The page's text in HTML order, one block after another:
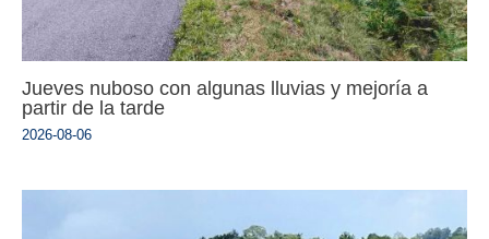
Jueves nuboso con algunas lluvias y mejoría a
partir de la tarde
2026-08-06